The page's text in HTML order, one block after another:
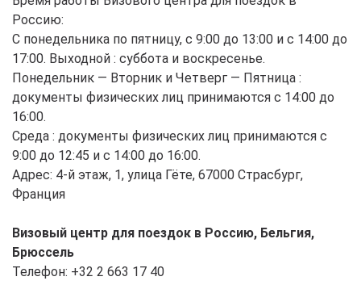
Россию:
С понедельника по пятницу, с 9:00 до 13:00 и с 14:00 до
17:00. Выходной : суббота и воскресенье.
Понедельник — Вторник и Четверг — Пятница :
документы физических лиц принимаются с 14:00 до
16:00.
Среда : документы физических лиц принимаются с
9:00 до 12:45 и с 14:00 до 16:00.
Адрес: 4-й этаж, 1, улица Гёте, 67000 Страсбург,
Франция
Визовый центр для поездок в Россию, Бельгия,
Брюссель
Телефон: +32 2 663 17 40